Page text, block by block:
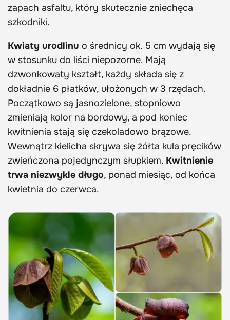
zapach asfaltu, który skutecznie zniechęca
szkodniki.
Kwiaty urodlinu o średnicy ok. 5 cm wydają się
w stosunku do liści niepozorne. Mają
dzwonkowaty kształt, każdy składa się z
dokładnie 6 płatków, ułożonych w 3 rzędach.
Początkowo są jasnozielone, stopniowo
zmieniają kolor na bordowy, a pod koniec
kwitnienia stają się czekoladowo brązowe.
Wewnątrz kielicha skrywa się żółta kula pręcików
zwieńczona pojedynczym słupkiem. Kwitnienie
trwa niezwykle długo, ponad miesiąc, od końca
kwietnia do czerwca.